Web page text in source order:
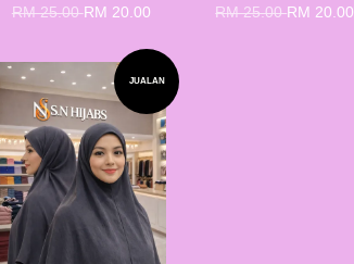
RM 25.00RM 20.00 RM 25.00RM 20.00
JUALAN